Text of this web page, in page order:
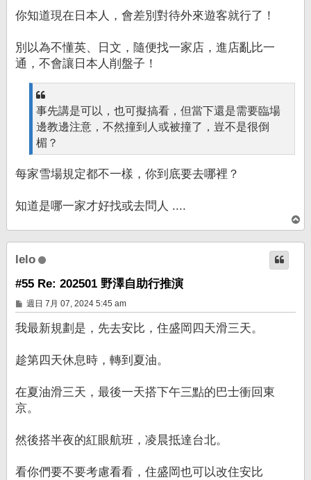
你知道現在日本人，會差別對待外來遊客就行了！
別以為不懂英、日文，隨便找一家店，進店亂比一
通，不會讓日本人削盤子！
事先講是可以，也可擬搞看，但當下還是需要臨場
邊教邊注意，不然撞到人或被撞了，豈不是很倒
楣？
每家雪場規定都不一樣，你到底要去哪裡？
知道是哪一家才好找或去問人 ....
頂
端
lelo
#55 Re: 202501 野澤自助行推演
文
章
週日 7月 07, 2024 5:45 am
我最新規劃是，先去安比，住盛岡四天滑三天。
趁第四天休息時，轉到夏油。
在夏油滑三天，最後一天搭下午三點的巴士衝回東
京。
然後搭半夜的紅眼航班，凌晨抵達台北。
看你們要不要考慮看看，住盛岡也可以改住安比